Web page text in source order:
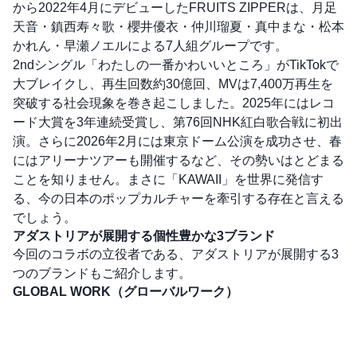
から2022年4月にデビューしたFRUITS ZIPPERは、月足
天音・鎮西寿々歌・櫻井優衣・仲川瑠夏・真中まな・松本
かれん・早瀬ノエルによる7人組グループです。
2ndシングル「わたしの⼀番かわいいところ」がTikTokで
大ブレイクし、再生回数約30億回、MVは7,400万再生を
突破する社会現象を巻き起こしました。2025年にはレコ
ード大賞を3年連続受賞し、第76回NHK紅白歌合戦に初出
演。さらに2026年2月には東京ドーム公演を成功させ、春
にはアリーナツアーも開催するなど、その勢いはとどまる
ことを知りません。まさに「KAWAII」を世界に発信す
る、今の日本のポップカルチャーを牽引する存在と言える
でしょう。
アダストリアが展開する個性豊かな3ブランド
今回のコラボの立役者である、アダストリアが展開する3
つのブランドもご紹介します。
GLOBAL WORK（グローバルワーク）